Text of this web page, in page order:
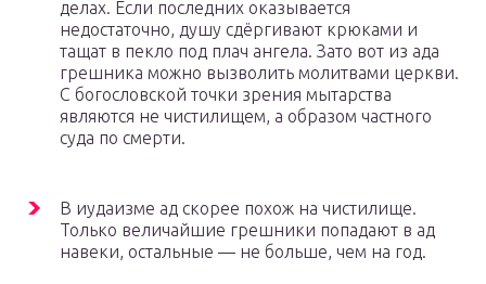
делах. Если последних оказывается
недостаточно, душу сдёргивают крюками и
тащат в пекло под плач ангела. Зато вот из ада
грешника можно вызволить молитвами церкви.
С богословской точки зрения мытарства
являются не чистилищем, а образом частного
суда по смерти.
В иудаизме ад скорее похож на чистилище.
Только величайшие грешники попадают в ад
навеки, остальные — не больше, чем на год.